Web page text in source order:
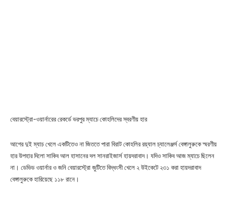
বেয়ারস্ট্রো-ওয়ার্নারের রেকর্ডে ভরপুর ম্যাচে কোহলিদের স্বরণীয় হার
আগের দুই ম্যাচ খেলে একটিতেও না জিততে পারা বিরাট কোহলির রয়্যাল চ্যালেঞ্জর্স বেঙ্গালুরুকে স্মরণীয়
হার উপহার দিলো সাকিব আল হাসানের দল সানরাইজার্স হায়দরাবাদ। যদিও সাকিব আজ ম্যাচে ছিলেন
না। ডেভিড ওয়ার্নার ও জনি বেয়ারস্ট্রো জুটিতে বিদ্ধংসী খেলে ২ উইকেটে ২৩১ করা হায়দরাবাদ
বেঙ্গালুরুকে হারিয়েছে ১১৮ রানে।